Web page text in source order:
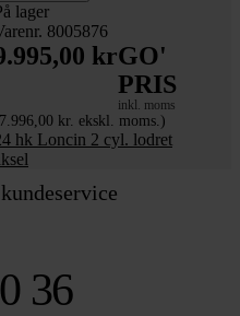
lager
8005876
krGO'
PRIS
inkl. moms
kr. ekskl. moms.)
hk Loncin 2 cyl. lodret
36